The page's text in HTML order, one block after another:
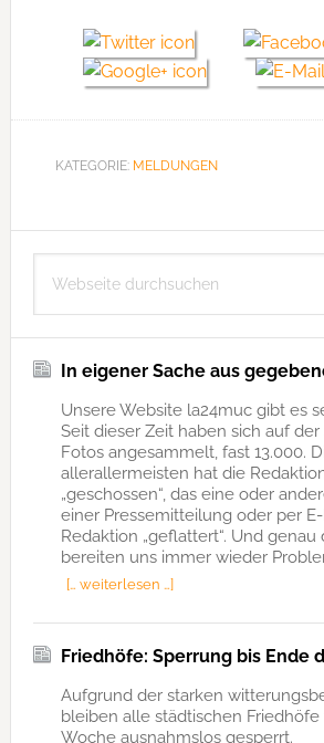
KATEGORIE: MELDUNGEN
Seitenspalte
durchsuchen
In eigener Sache aus
Unsere Website la24muc gibt es
Seit dieser Zeit haben sich auf
Fotos angesammelt, fast 13.000.
allerallermeisten hat die
„geschossen“, das eine oder
einer Pressemitteilung oder per
Redaktion „geflattert“. Und genau
bereiten uns immer wieder
[… weiterlesen …]
Friedhöfe: Sperrung bis Ende
Aufgrund der starken
bleiben alle städtischen
Woche ausnahmslos gesperrt.